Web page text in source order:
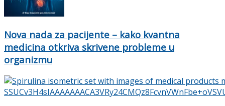
Nova nada za pacijente – kako kvantna
medicina otkriva skrivene probleme u
organizmu